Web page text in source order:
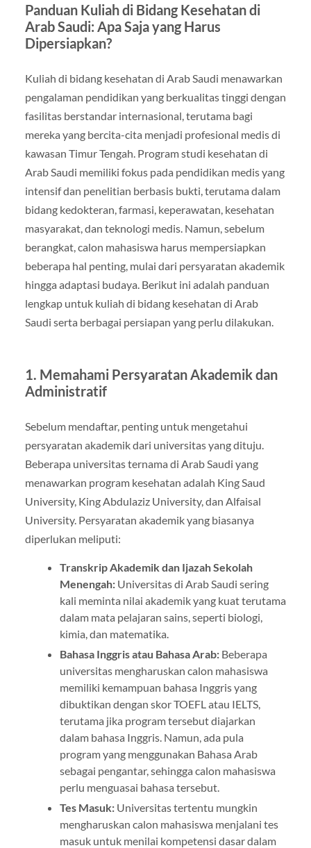
Panduan Kuliah di Bidang Kesehatan di
Arab Saudi: Apa Saja yang Harus
Dipersiapkan?
Kuliah di bidang kesehatan di Arab Saudi menawarkan
pengalaman pendidikan yang berkualitas tinggi dengan
fasilitas berstandar internasional, terutama bagi
mereka yang bercita-cita menjadi profesional medis di
kawasan Timur Tengah. Program studi kesehatan di
Arab Saudi memiliki fokus pada pendidikan medis yang
intensif dan penelitian berbasis bukti, terutama dalam
bidang kedokteran, farmasi, keperawatan, kesehatan
masyarakat, dan teknologi medis. Namun, sebelum
berangkat, calon mahasiswa harus mempersiapkan
beberapa hal penting, mulai dari persyaratan akademik
hingga adaptasi budaya. Berikut ini adalah panduan
lengkap untuk kuliah di bidang kesehatan di Arab
Saudi serta berbagai persiapan yang perlu dilakukan.
1. Memahami Persyaratan Akademik dan
Administratif
Sebelum mendaftar, penting untuk mengetahui
persyaratan akademik dari universitas yang dituju.
Beberapa universitas ternama di Arab Saudi yang
menawarkan program kesehatan adalah King Saud
University, King Abdulaziz University, dan Alfaisal
University. Persyaratan akademik yang biasanya
diperlukan meliputi:
Transkrip Akademik dan Ijazah Sekolah
Menengah:Universitas di Arab Saudi sering
kali meminta nilai akademik yang kuat terutama
dalam mata pelajaran sains, seperti biologi,
kimia, dan matematika.
Bahasa Inggris atau Bahasa Arab:Beberapa
universitas mengharuskan calon mahasiswa
memiliki kemampuan bahasa Inggris yang
dibuktikan dengan skor TOEFL atau IELTS,
terutama jika program tersebut diajarkan
dalam bahasa Inggris. Namun, ada pula
program yang menggunakan Bahasa Arab
sebagai pengantar, sehingga calon mahasiswa
perlu menguasai bahasa tersebut.
Tes Masuk:Universitas tertentu mungkin
mengharuskan calon mahasiswa menjalani tes
masuk untuk menilai kompetensi dasar dalam